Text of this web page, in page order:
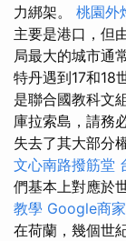
力綁架。 桃園外
主要是港口，但
局最大的城市通
特丹遇到17和18
是聯合國教科文
庫拉索島，請務
失去了其大部分
文心南路撥筋堂
們基本上對應於
教學 Google商
在荷蘭，幾個世